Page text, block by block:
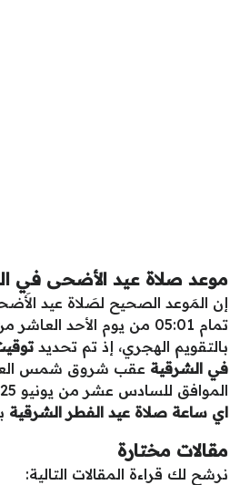
موعد صلاة عيد الأضحى في
إن المَوعد الصحيح لصَلاة عيد
بالتقويم الهجري، إذ تم تحديد
في الشرقية عقب شروق شمس
الموافق للسادس عشر من يونيو 2025، وبهذا تم معرفة
اي ساعة صلاة عيد الفطر الشرقية
مقالات مختارة
نرشح لك قراءة المقالات التالية: